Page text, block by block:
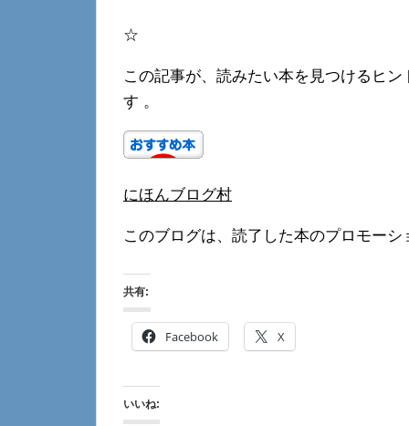
☆
この記事が、読みたい本を見つけるヒ
す 。
にほんブログ村
このブログは、読了した本のプロモー
共有:
Facebook X
いいね: